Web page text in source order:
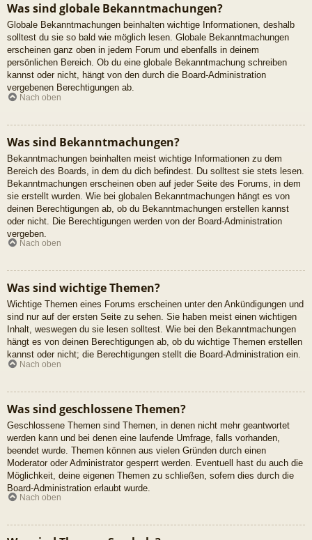
Was sind globale Bekanntmachungen?
Globale Bekanntmachungen beinhalten wichtige Informationen, deshalb
solltest du sie so bald wie möglich lesen. Globale Bekanntmachungen
erscheinen ganz oben in jedem Forum und ebenfalls in deinem
persönlichen Bereich. Ob du eine globale Bekanntmachung schreiben
kannst oder nicht, hängt von den durch die Board-Administration
vergebenen Berechtigungen ab.
Nach oben
Was sind Bekanntmachungen?
Bekanntmachungen beinhalten meist wichtige Informationen zu dem
Bereich des Boards, in dem du dich befindest. Du solltest sie stets lesen.
Bekanntmachungen erscheinen oben auf jeder Seite des Forums, in dem
sie erstellt wurden. Wie bei globalen Bekanntmachungen hängt es von
deinen Berechtigungen ab, ob du Bekanntmachungen erstellen kannst
oder nicht. Die Berechtigungen werden von der Board-Administration
vergeben.
Nach oben
Was sind wichtige Themen?
Wichtige Themen eines Forums erscheinen unter den Ankündigungen und
sind nur auf der ersten Seite zu sehen. Sie haben meist einen wichtigen
Inhalt, weswegen du sie lesen solltest. Wie bei den Bekanntmachungen
hängt es von deinen Berechtigungen ab, ob du wichtige Themen erstellen
kannst oder nicht; die Berechtigungen stellt die Board-Administration ein.
Nach oben
Was sind geschlossene Themen?
Geschlossene Themen sind Themen, in denen nicht mehr geantwortet
werden kann und bei denen eine laufende Umfrage, falls vorhanden,
beendet wurde. Themen können aus vielen Gründen durch einen
Moderator oder Administrator gesperrt werden. Eventuell hast du auch die
Möglichkeit, deine eigenen Themen zu schließen, sofern dies durch die
Board-Administration erlaubt wurde.
Nach oben